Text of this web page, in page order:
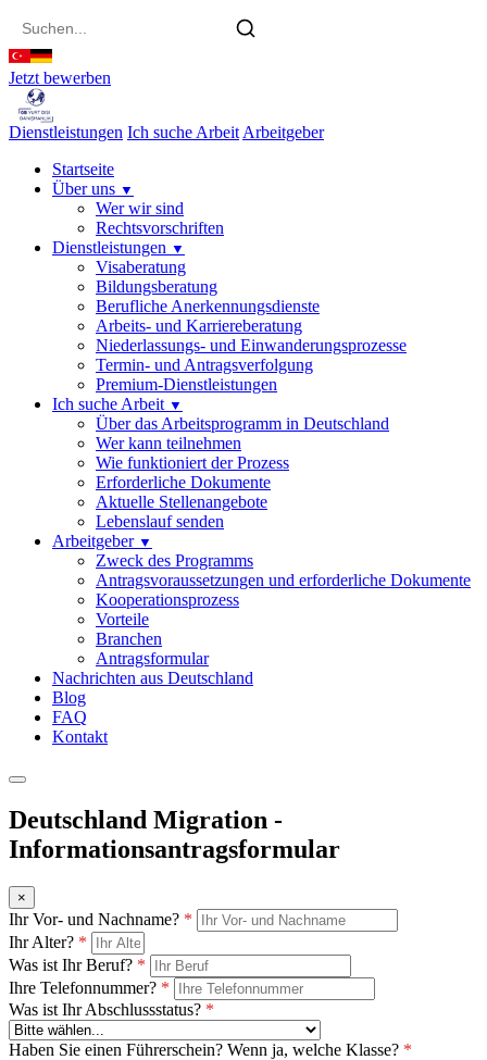
content
Jetzt bewerben
Dienstleistungen Ich suche Arbeit Arbeitgeber
Startseite
Über uns ▼
Wer wir sind
Rechtsvorschriften
Dienstleistungen ▼
Visaberatung
Bildungsberatung
Berufliche Anerkennungsdienste
Arbeits- und Karriereberatung
Niederlassungs- und Einwanderungsprozesse
Termin- und Antragsverfolgung
Premium-Dienstleistungen
Ich suche Arbeit ▼
Über das Arbeitsprogramm in Deutschland
Wer kann teilnehmen
Wie funktioniert der Prozess
Erforderliche Dokumente
Aktuelle Stellenangebote
Lebenslauf senden
Arbeitgeber ▼
Zweck des Programms
Antragsvoraussetzungen und erforderliche Dokumente
Kooperationsprozess
Vorteile
Branchen
Antragsformular
Nachrichten aus Deutschland
Blog
FAQ
Kontakt
Deutschland Migration -
Informationsantragsformular
×
Ihr Vor- und Nachname? *
Ihr Alter? *
Was ist Ihr Beruf? *
Ihre Telefonnummer? *
Was ist Ihr Abschlussstatus? *
Haben Sie einen Führerschein? Wenn ja, welche Klasse? *